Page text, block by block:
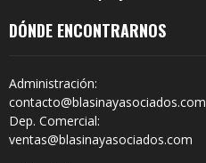
DÓNDE ENCONTRARNOS
Administración:
contacto@blasinayasociados.com
Dep. Comercial:
ventas@blasinayasociados.com